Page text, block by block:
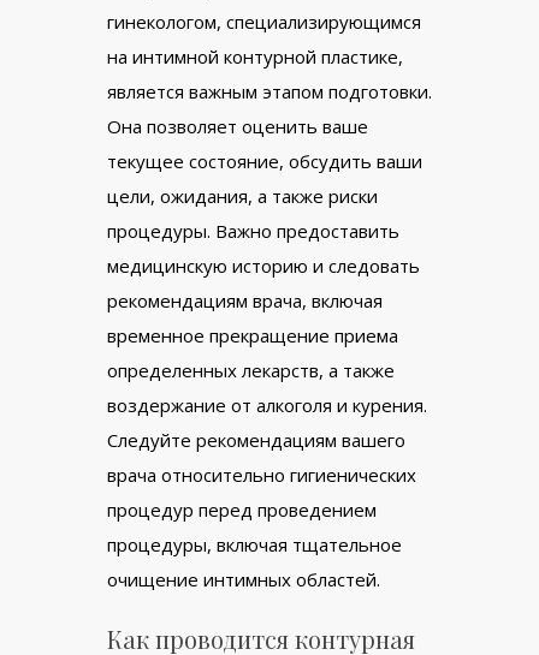
гинекологом, специализирующимся
на интимной контурной пластике,
является важным этапом подготовки.
Она позволяет оценить ваше
текущее состояние, обсудить ваши
цели, ожидания, а также риски
процедуры. Важно предоставить
медицинскую историю и следовать
рекомендациям врача, включая
временное прекращение приема
определенных лекарств, а также
воздержание от алкоголя и курения.
Следуйте рекомендациям вашего
врача относительно гигиенических
процедур перед проведением
процедуры, включая тщательное
очищение интимных областей.
Как проводится контурная